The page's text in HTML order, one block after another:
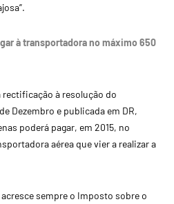
à transportadora no máximo 650
à resolução do
Dezembro e publicada em DR,
poderá pagar, em 2015, no
aérea que vier a realizar a
sempre o Imposto sobre o